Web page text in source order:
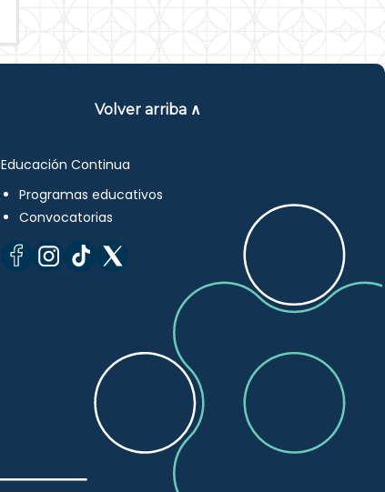
Volver arriba ∧
Educación Continua
Programas educativos
Convocatorias